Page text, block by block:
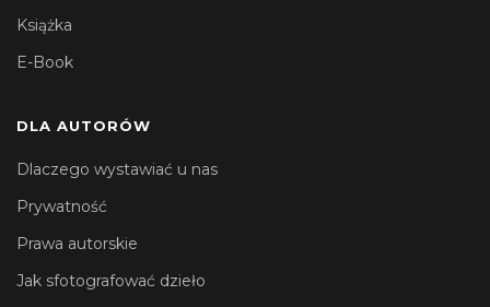
Książka
E-Book
DLA AUTORÓW
Dlaczego wystawiać u nas
Prywatność
Prawa autorskie
Jak sfotografować dzieło